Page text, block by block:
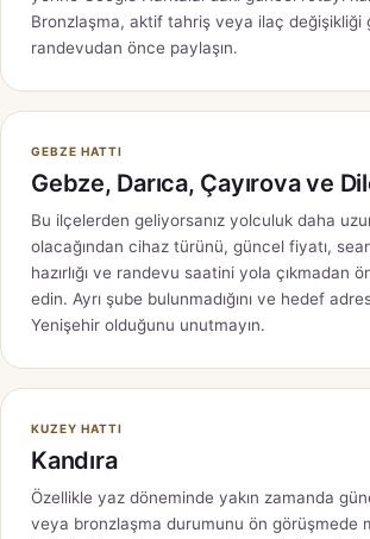
Bronzlaşma, aktif tahriş veya ilaç değişikliği
randevudan önce paylaşın.
GEBZE HATTI
Gebze, Darıca, Çayırova ve
Bu ilçelerden geliyorsanız yolculuk daha
olacağından cihaz türünü, güncel fiyatı,
hazırlığı ve randevu saatini yola çıkmadan
edin. Ayrı şube bulunmadığını ve hedef
Yenişehir olduğunu unutmayın.
KUZEY HATTI
Kandıra
Özellikle yaz döneminde yakın zamanda
veya bronzlaşma durumunu ön görüşmede